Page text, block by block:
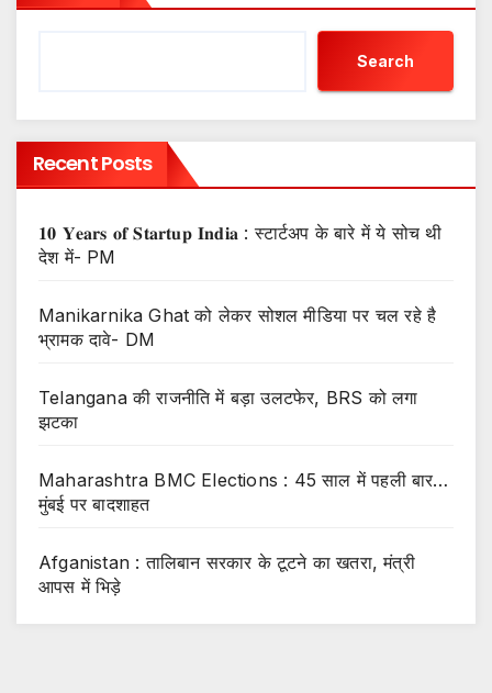
Search
Recent Posts
𝟏𝟎 𝐘𝐞𝐚𝐫𝐬 𝐨𝐟 𝐒𝐭𝐚𝐫𝐭𝐮𝐩 𝐈𝐧𝐝𝐢𝐚 : स्टार्टअप के बारे में ये सोच थी
देश में- PM
Manikarnika Ghat को लेकर सोशल मीडिया पर चल रहे है
भ्रामक दावे- DM
Telangana की राजनीति में बड़ा उलटफेर, BRS को लगा
झटका
Maharashtra BMC Elections : 45 साल में पहली बार…
मुंबई पर बादशाहत
Afganistan : तालिबान सरकार के टूटने का खतरा, मंत्री
आपस में भिड़े